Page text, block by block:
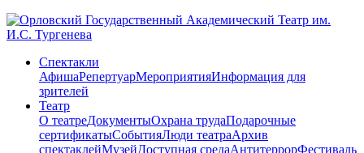
Спектакли
АфишаРепертуарМероприятияИнформация для
зрителей
Театр
О театреДокументыОхрана трудаПодарочные
сертификатыСобытияЛюди театраАрхив
спектаклейМузейДоступная средаАнтитеррорФестиваль